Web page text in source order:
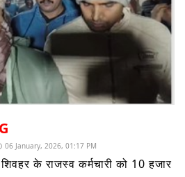
06 January, 2026, 01:17 PM
शिवहर के राजस्व कर्मचारी को 10 हजार